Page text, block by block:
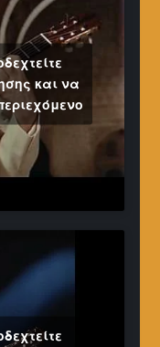
και να